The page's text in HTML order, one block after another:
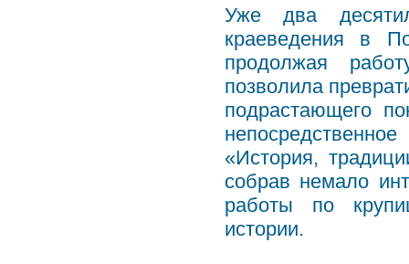
Уже два
краеведения в
продолжая
позволила
подрастающего
«История,
собрав немало
работы по
истории.